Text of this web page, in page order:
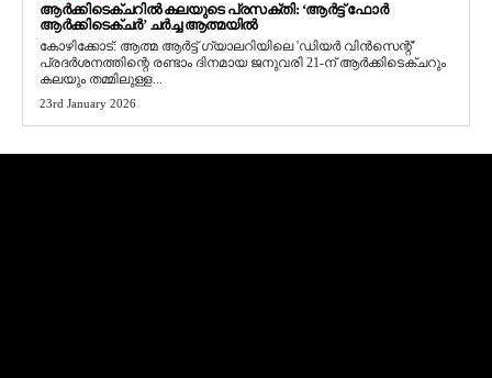
ആർക്കിടെക്ചറിൽ കലയുടെ പ്രസക്തി: ‘ആർട്ട് ഫോർ
ആർക്കിടെക്ചർ’ ചർച്ച ആത്മയിൽ
​കോഴിക്കോട്: ആത്മ ആർട്ട് ഗ്യാലറിയിലെ 'ഡിയർ വിൻസെന്റ്'
പ്രദർശനത്തിന്റെ രണ്ടാം ദിനമായ ജനുവരി 21-ന് ആർക്കിടെക്ചറും
കലയും തമ്മിലുള്ള...
23rd January 2026